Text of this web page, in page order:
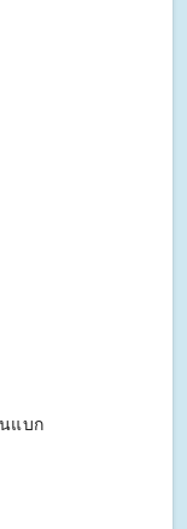
แบก